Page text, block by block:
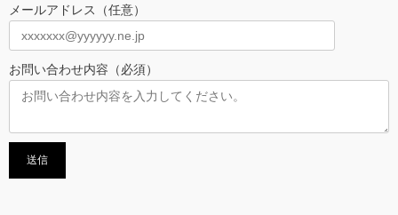
メールアドレス（任意）
お問い合わせ内容（必須）